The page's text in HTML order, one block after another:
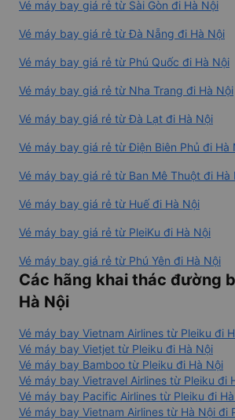
Vé máy bay giá rẻ từ Sài Gòn đi Hà Nội
Vé máy bay giá rẻ từ Đà Nẵng đi Hà Nội
Vé máy bay giá rẻ từ Phú Quốc đi Hà Nội
Vé máy bay giá rẻ từ Nha Trang đi Hà Nội
Vé máy bay giá rẻ từ Đà Lạt đi Hà Nội
Vé máy bay giá rẻ từ Điện Biên Phủ đi Hà
Vé máy bay giá rẻ từ Ban Mê Thuột đi Hà
Vé máy bay giá rẻ từ Huế đi Hà Nội
Vé máy bay giá rẻ từ PleiKu đi Hà Nội
Vé máy bay giá rẻ từ Phú Yên đi Hà Nội
Các hãng khai thác đường
Hà Nội
Vé máy bay Vietnam Airlines từ Pleiku đi
Vé máy bay Vietjet từ Pleiku đi Hà Nội
Vé máy bay Bamboo từ Pleiku đi Hà Nội
Vé máy bay Vietravel Airlines từ Pleiku đi
Vé máy bay Pacific Airlines từ Pleiku đi
Vé máy bay Vietnam Airlines từ Hà Nội đi